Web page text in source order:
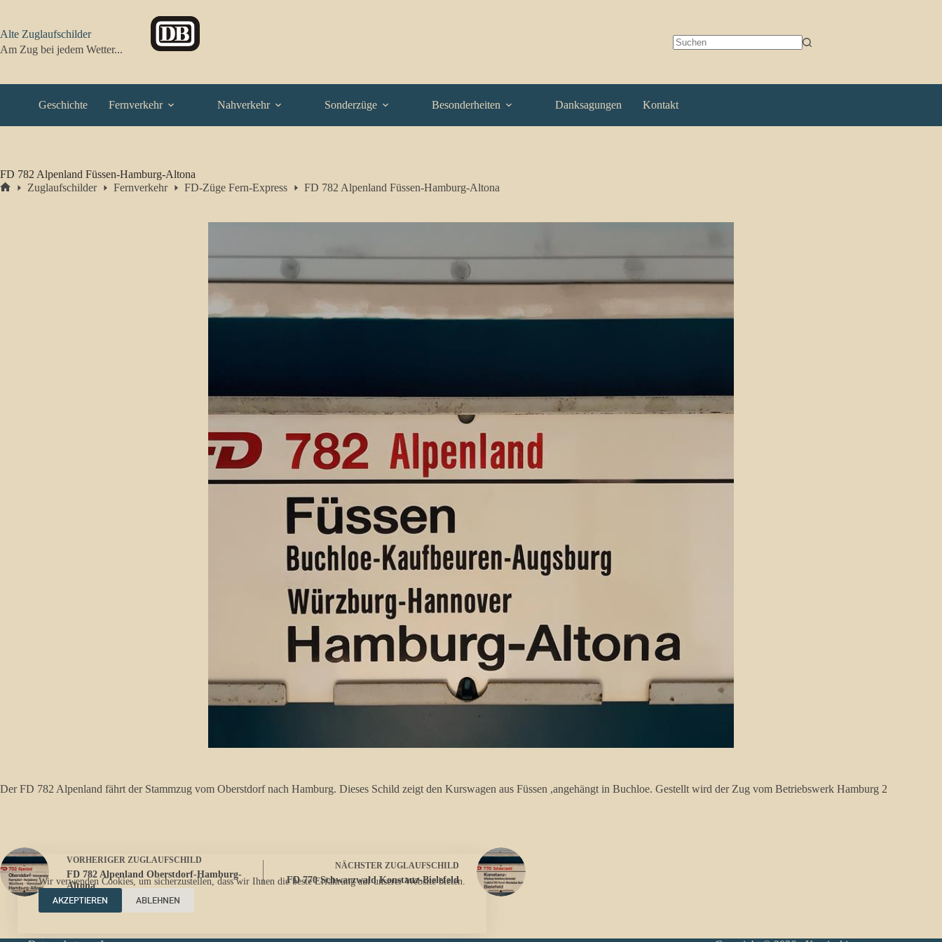
springen
Wir verwenden Cookies, um sicherzustellen, dass wir Ihnen die beste Erfahrung auf unserer Website bieten.
AKZEPTIEREN
ABLEHNEN
Alte Zuglaufschilder
Am Zug bei jedem Wetter...
Geschichte Fernverkehr Nahverkehr Sonderzüge Besonderheiten Danksagungen Kontakt
FD 782 Alpenland Füssen-Hamburg-Altona
Zuglaufschilder Fernverkehr FD-Züge Fern-Express FD 782 Alpenland Füssen-Hamburg-Altona
Der FD 782 Alpenland fährt der Stammzug vom Oberstdorf nach Hamburg. Dieses Schild zeigt den Kurswagen aus Füssen ,angehängt in Buchloe. Gestellt wird der Zug vom Betriebswerk Hamburg 2
VORHERIGER ZUGLAUFSCHILD
FD 782 Alpenland Oberstdorf-Hamburg-
Altona
NÄCHSTER ZUGLAUFSCHILD
FD 770 Schwarzwald Konstanz-Bielefeld